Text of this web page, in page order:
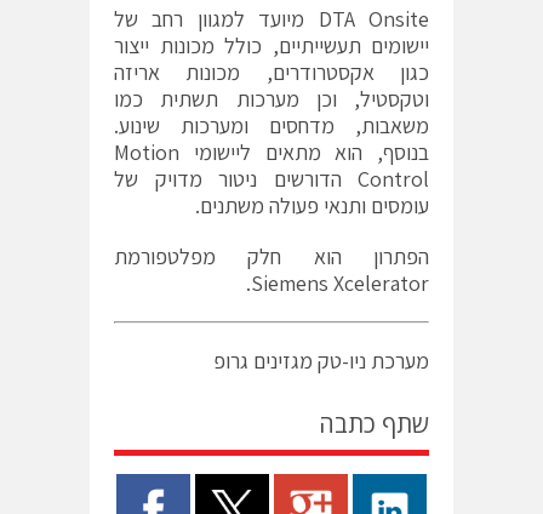
DTA Onsite מיועד למגוון רחב של
יישומים תעשייתיים, כולל מכונות ייצור
כגון אקסטרודרים, מכונות אריזה
וטקסטיל, וכן מערכות תשתית כמו
משאבות, מדחסים ומערכות שינוע.
בנוסף, הוא מתאים ליישומי Motion
Control הדורשים ניטור מדויק של
עומסים ותנאי פעולה משתנים.
הפתרון הוא חלק מפלטפורמת
Siemens Xcelerator.
מערכת ניו-טק מגזינים גרופ
שתף כתבה